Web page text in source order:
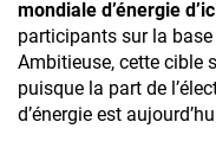
mondiale d’énergie
participants sur la
Ambitieuse, cette cible
puisque la part de
d’énergie est
En